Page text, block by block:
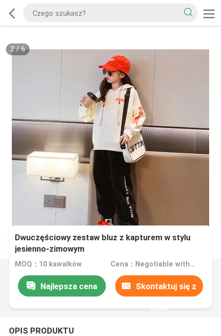
2/6
Dwuczęściowy zestaw bluz z kapturem w stylu
jesienno-zimowym
MOQ：10 kawałków Cena：Negotiable with sales.
Najlepsza cena Skontaktuj się z
nami
OPIS PRODUKTU